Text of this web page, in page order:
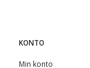
KONTO
Min konto